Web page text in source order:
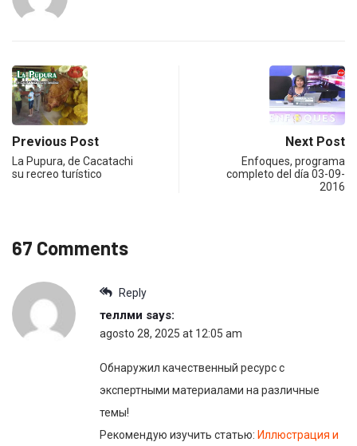
Previous Post
La Pupura, de Cacatachi
su recreo turístico
Next Post
Enfoques, programa
completo del día 03-09-
2016
67 Comments
Reply
теллми says:
agosto 28, 2025 at 12:05 am
Обнаружил качественный ресурс с
экспертными материалами на различные
темы!
Рекомендую изучить статью: Иллюстрация и